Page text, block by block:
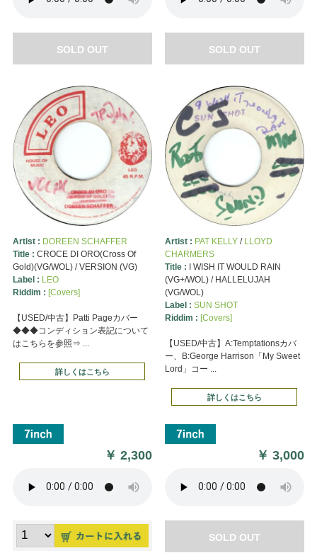
SOLD OUT SOLD OUT
Artist : DOREEN SCHAFFER
Title : CROCE DI ORO(Cross Of
Gold)(VG/WOL) / VERSION (VG)
Label : LEO
Riddim : [Covers]
【USED/中古】Patti Pageカバー
◆◆◆コンディション表記について
はこちらを参照⇒ ...
詳しくはこちら
￥2,300
Artist : PAT KELLY/ LLOYD
CHARMERS
Title : I WISH IT WOULD RAIN
(VG+/WOL) / HALLELUJAH
(VG/WOL)
Label : SUN SHOT
Riddim : [Covers]
【USED/中古】A:Temptationsカバ
ー、B:George Harrison「My Sweet
Lord」コー ...
詳しくはこちら
￥3,000
SOLD OUT